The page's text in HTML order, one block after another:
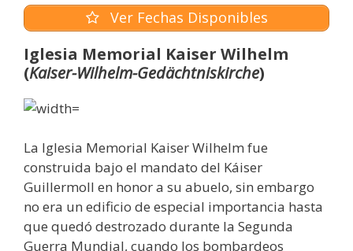
Ver Fechas Disponibles
Iglesia Memorial Kaiser Wilhelm
(Kaiser-Wilhelm-Gedächtniskirche)
La Iglesia Memorial Kaiser Wilhelm fue
construida bajo el mandato del Káiser
GuillermoII en honor a su abuelo, sin embargo
no era un edificio de especial importancia hasta
que quedó destrozado durante la Segunda
Guerra Mundial, cuando los bombardeos